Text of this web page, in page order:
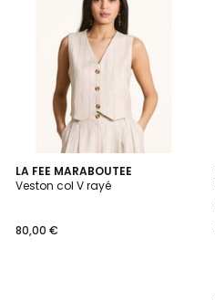
LA FEE MARABOUTEE
Veston col V rayé
80,00 €